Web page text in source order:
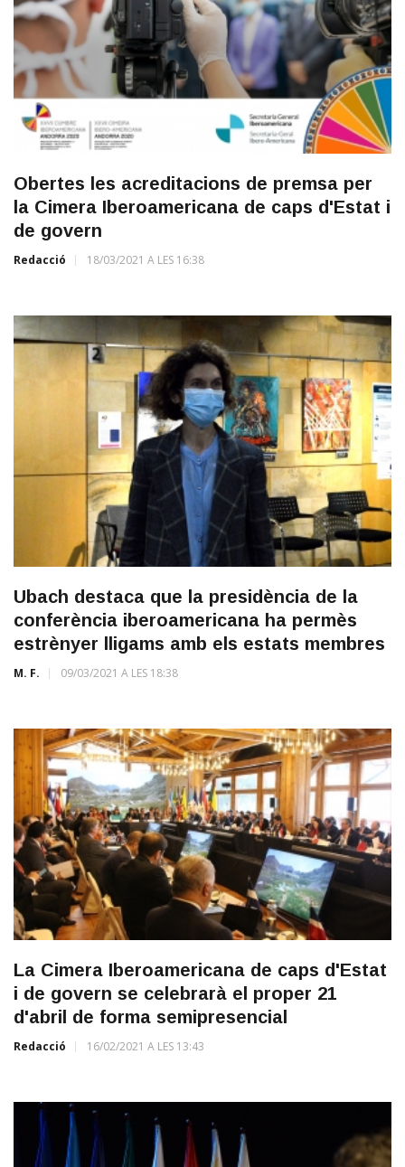
Obertes les acreditacions de premsa per
la Cimera Iberoamericana de caps d'Estat i
de govern
Redacció 18/03/2021 A LES 16:38
Ubach destaca que la presidència de la
conferència iberoamericana ha permès
estrènyer lligams amb els estats membres
M. F. 09/03/2021 A LES 18:38
La Cimera Iberoamericana de caps d'Estat
i de govern se celebrarà el proper 21
d'abril de forma semipresencial
Redacció 16/02/2021 A LES 13:43